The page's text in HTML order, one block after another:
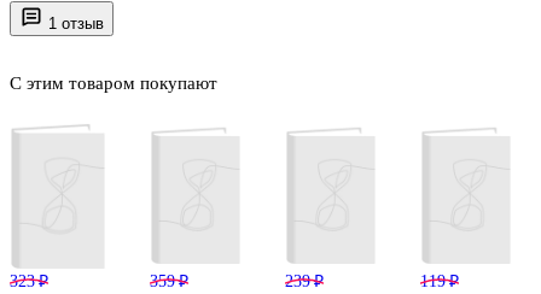
1 отзыв
С этим товаром покупают
323 ₽ 359 ₽ 239 ₽ 119 ₽